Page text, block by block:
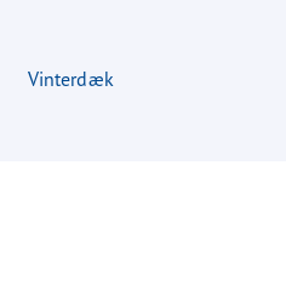
Vinterdæk